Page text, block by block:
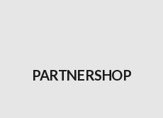
PARTNERSHOP